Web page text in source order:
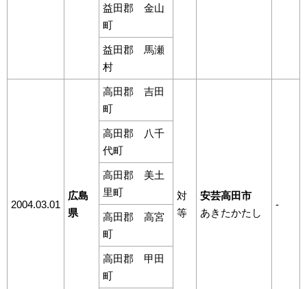
益田郡 金山
町
益田郡 馬瀬
村
2004.03.01
広島
県
高田郡 吉田
町
対
等
安芸高田市
あきたかたし
-
高田郡 八千
代町
高田郡 美土
里町
高田郡 高宮
町
高田郡 甲田
町